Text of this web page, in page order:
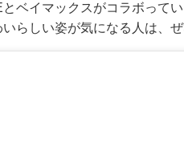
とベイマックスがコラボって
らしい姿が気になる人は、